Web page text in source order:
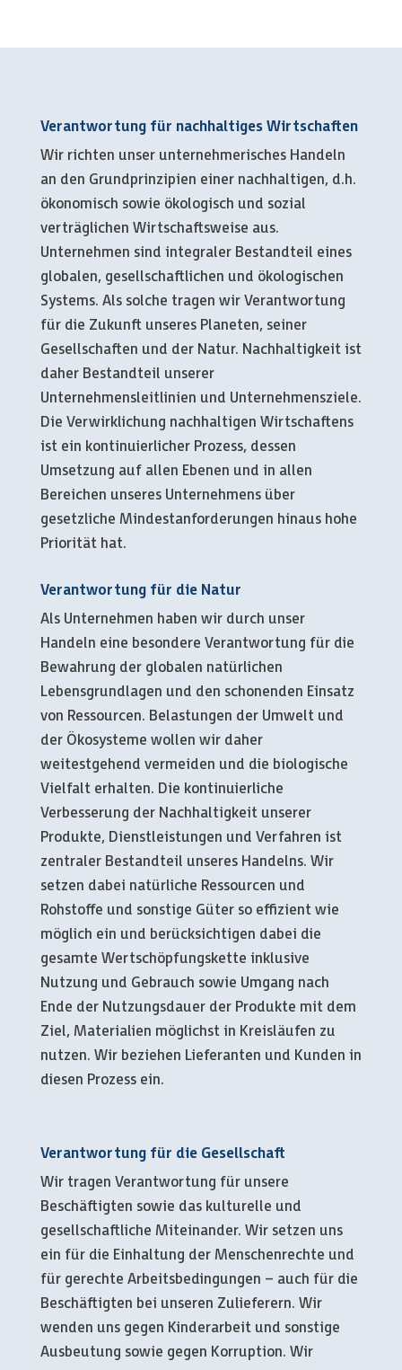
Verantwortung für nachhaltiges Wirtschaften
Wir richten unser unternehmerisches Handeln
an den Grundprinzipien einer nachhaltigen, d.h.
ökonomisch sowie ökologisch und sozial
verträglichen Wirtschaftsweise aus.
Unternehmen sind integraler Bestandteil eines
globalen, gesellschaftlichen und ökologischen
Systems. Als solche tragen wir Verantwortung
für die Zukunft unseres Planeten, seiner
Gesellschaften und der Natur. Nachhaltigkeit ist
daher Bestandteil unserer
Unternehmensleitlinien und Unternehmensziele.
Die Verwirklichung nachhaltigen Wirtschaftens
ist ein kontinuierlicher Prozess, dessen
Umsetzung auf allen Ebenen und in allen
Bereichen unseres Unternehmens über
gesetzliche Mindestanforderungen hinaus hohe
Priorität hat.
Verantwortung für die Natur
Als Unternehmen haben wir durch unser
Handeln eine besondere Verantwortung für die
Bewahrung der globalen natürlichen
Lebensgrundlagen und den schonenden Einsatz
von Ressourcen. Belastungen der Umwelt und
der Ökosysteme wollen wir daher
weitestgehend vermeiden und die biologische
Vielfalt erhalten. Die kontinuierliche
Verbesserung der Nachhaltigkeit unserer
Produkte, Dienstleistungen und Verfahren ist
zentraler Bestandteil unseres Handelns. Wir
setzen dabei natürliche Ressourcen und
Rohstoffe und sonstige Güter so effizient wie
möglich ein und berücksichtigen dabei die
gesamte Wertschöpfungskette inklusive
Nutzung und Gebrauch sowie Umgang nach
Ende der Nutzungsdauer der Produkte mit dem
Ziel, Materialien möglichst in Kreisläufen zu
nutzen. Wir beziehen Lieferanten und Kunden in
diesen Prozess ein.
Verantwortung für die Gesellschaft
Wir tragen Verantwortung für unsere
Beschäftigten sowie das kulturelle und
gesellschaftliche Miteinander. Wir setzen uns
ein für die Einhaltung der Menschenrechte und
für gerechte Arbeitsbedingungen – auch für die
Beschäftigten bei unseren Zulieferern. Wir
wenden uns gegen Kinderarbeit und sonstige
Ausbeutung sowie gegen Korruption. Wir